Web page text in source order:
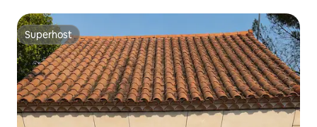
Superhost
Superhost